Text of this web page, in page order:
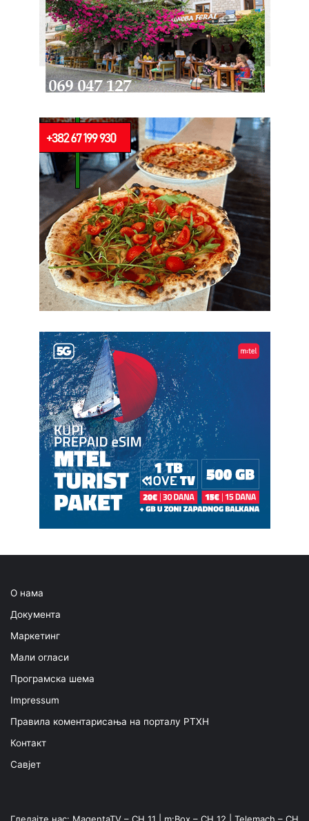
О нама
Документа
Маркетинг
Мали огласи
Програмска шема
Impressum
Правила коментарисања на порталу РТХН
Контакт
Савјет